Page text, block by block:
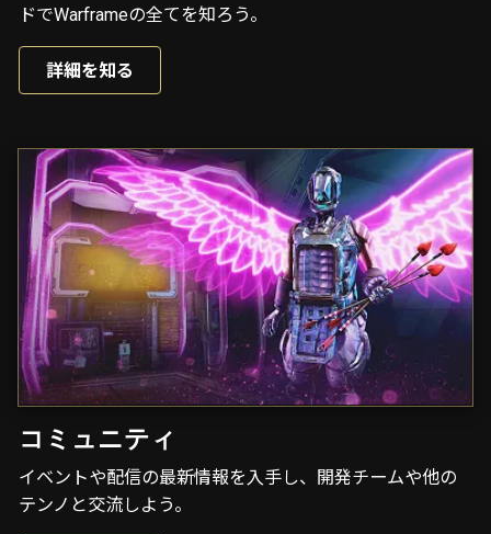
ドでWarframeの全てを知ろう。
詳細を知る
コミュニティ
イベントや配信の最新情報を入手し、開発チームや他の
テンノと交流しよう。